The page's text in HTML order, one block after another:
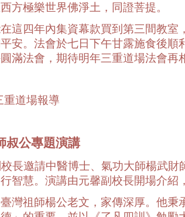
方極樂世界佛淨土，同證菩提。
這四年內集資幕款買到第三間教
安。法會於七日下午甘露施食後
滿法會，期待明年三重道場法會再
重道場報導
叔公專題演講
長邀請中醫博士、氣功大師楊武
智慧。演講由元馨副校長開場介紹
灣祖師楊公老文，家傳深厚。他